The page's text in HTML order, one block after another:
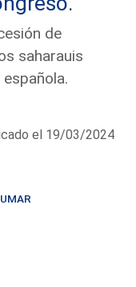
de
saharauis
el 19/03/2024